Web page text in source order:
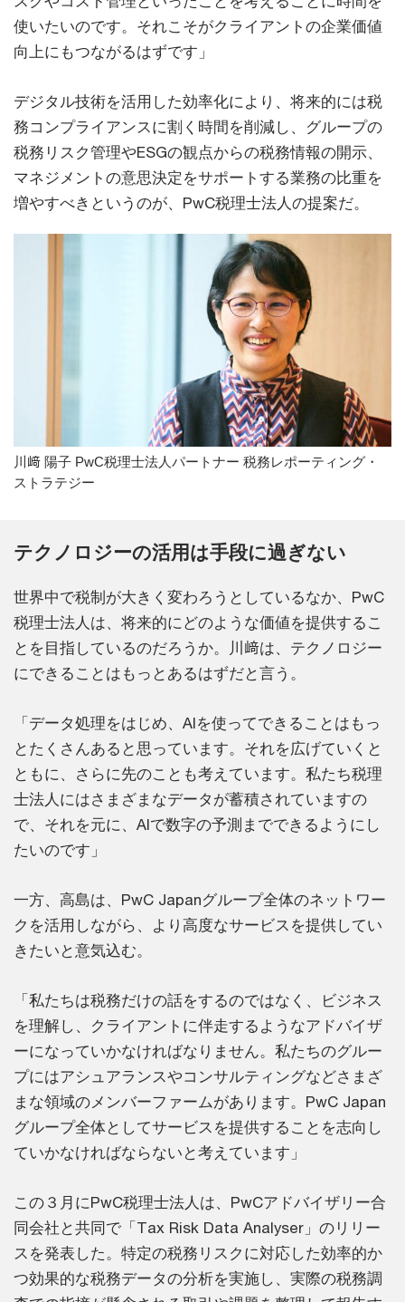
川﨑 陽子 PwC税理士法人パートナー 税務レポーティング・
ストラテジー
使いたいのです。それこそがクライアントの企業価値
向上にもつながるはずです」
デジタル技術を活用した効率化により、将来的には税
務コンプライアンスに割く時間を削減し、グループの
税務リスク管理やESGの観点からの税務情報の開示、
マネジメントの意思決定をサポートする業務の比重を
増やすべきというのが、PwC税理士法人の提案だ。
テクノロジーの活用は手段に過ぎない
世界中で税制が大きく変わろうとしているなか、PwC
税理士法人は、将来的にどのような価値を提供するこ
とを目指しているのだろうか。川﨑は、テクノロジー
にできることはもっとあるはずだと言う。
「データ処理をはじめ、AIを使ってできることはもっ
とたくさんあると思っています。それを広げていくと
ともに、さらに先のことも考えています。私たち税理
士法人にはさまざまなデータが蓄積されていますの
で、それを元に、AIで数字の予測までできるようにし
たいのです」
一方、高島は、PwC Japanグループ全体のネットワー
クを活用しながら、より高度なサービスを提供してい
きたいと意気込む。
「私たちは税務だけの話をするのではなく、ビジネス
を理解し、クライアントに伴走するようなアドバイザ
ーになっていかなければなりません。私たちのグルー
プにはアシュアランスやコンサルティングなどさまざ
まな領域のメンバーファームがあります。PwC Japan
グループ全体としてサービスを提供することを志向し
ていかなければならないと考えています」
この３月にPwC税理士法人は、PwCアドバイザリー合
同会社と共同で「Tax Risk Data Analyser」のリリー
スを発表した。特定の税務リスクに対応した効率的か
つ効果的な税務データの分析を実施し、実際の税務調